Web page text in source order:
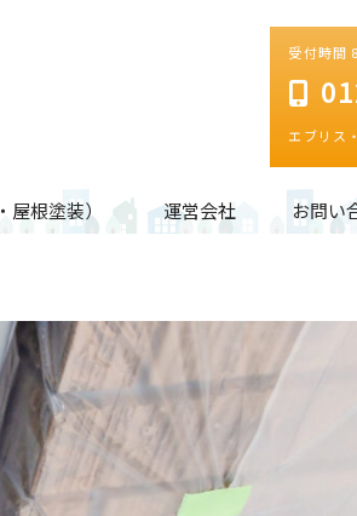
受付時間
エブリス
根塗装） 運営会社 お問い